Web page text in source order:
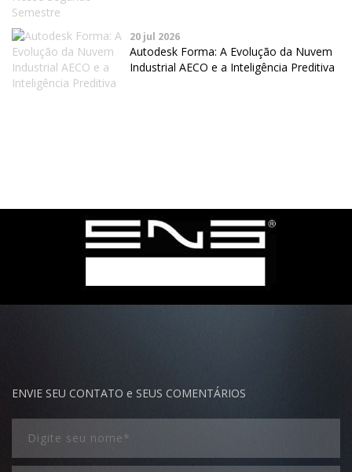
20 jul 2026
Autodesk Forma: A Evolução da Nuvem
Industrial AECO e a Inteligência Preditiva
ENVIE SEU CONTATO e SEUS COMENTÁRIOS